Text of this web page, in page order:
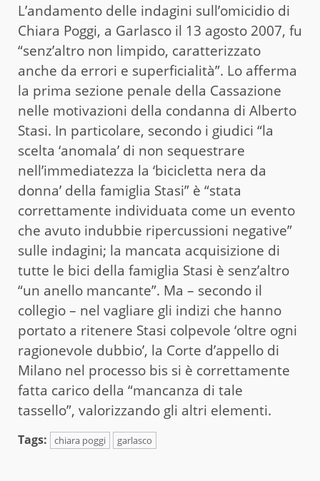
L’andamento delle indagini sull’omicidio di
Chiara Poggi, a Garlasco il 13 agosto 2007, fu
“senz’altro non limpido, caratterizzato
anche da errori e superficialità”. Lo afferma
la prima sezione penale della Cassazione
nelle motivazioni della condanna di Alberto
Stasi. In particolare, secondo i giudici “la
scelta ‘anomala’ di non sequestrare
nell’immediatezza la ‘bicicletta nera da
donna’ della famiglia Stasi” è “stata
correttamente individuata come un evento
che avuto indubbie ripercussioni negative”
sulle indagini; la mancata acquisizione di
tutte le bici della famiglia Stasi è senz’altro
“un anello mancante”. Ma – secondo il
collegio – nel vagliare gli indizi che hanno
portato a ritenere Stasi colpevole ‘oltre ogni
ragionevole dubbio’, la Corte d’appello di
Milano nel processo bis si è correttamente
fatta carico della “mancanza di tale
tassello”, valorizzando gli altri elementi.
Tags: chiara poggi garlasco